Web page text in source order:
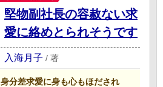
堅物副社長の容赦ない求
愛に絡めとられそうです
入海月子 / 著
身分差求愛に身も心もほだされ